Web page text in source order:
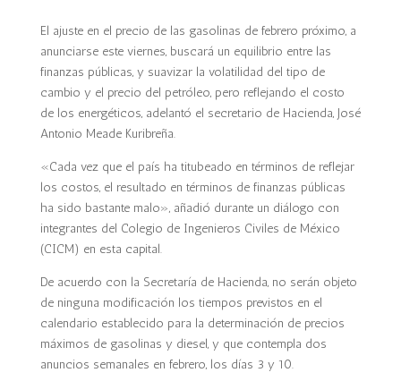
El ajuste en el precio de las gasolinas de febrero próximo, a
anunciarse este viernes, buscará un equilibrio entre las
finanzas públicas, y suavizar la volatilidad del tipo de
cambio y el precio del petróleo, pero reflejando el costo
de los energéticos, adelantó el secretario de Hacienda, José
Antonio Meade Kuribreña.
«Cada vez que el país ha titubeado en términos de reflejar
los costos, el resultado en términos de finanzas públicas
ha sido bastante malo», añadió durante un diálogo con
integrantes del Colegio de Ingenieros Civiles de México
(CICM) en esta capital.
De acuerdo con la Secretaría de Hacienda, no serán objeto
de ninguna modificación los tiempos previstos en el
calendario establecido para la determinación de precios
máximos de gasolinas y diesel, y que contempla dos
anuncios semanales en febrero, los días 3 y 10.